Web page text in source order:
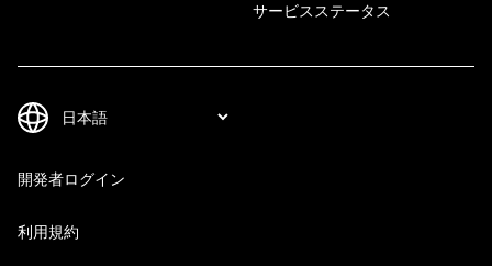
サービスステータス
開発者ログイン
利用規約